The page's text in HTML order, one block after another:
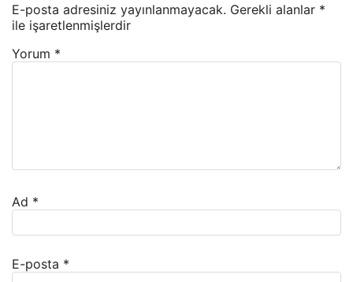
E-posta adresiniz yayınlanmayacak. Gerekli alanlar *
ile işaretlenmişlerdir
Yorum *
Ad *
E-posta *